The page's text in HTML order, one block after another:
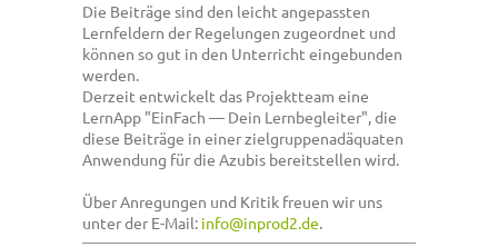
Die Beiträge sind den leicht angepassten
Lernfeldern der Regelungen zugeordnet und
können so gut in den Unterricht eingebunden
werden.
Derzeit entwickelt das Projektteam eine
LernApp "EinFach — Dein Lernbegleiter", die
diese Beiträge in einer zielgruppenadäquaten
Anwendung für die Azubis bereitstellen wird.
Über Anregungen und Kritik freuen wir uns
unter der E-Mail: info@inprod2.de.